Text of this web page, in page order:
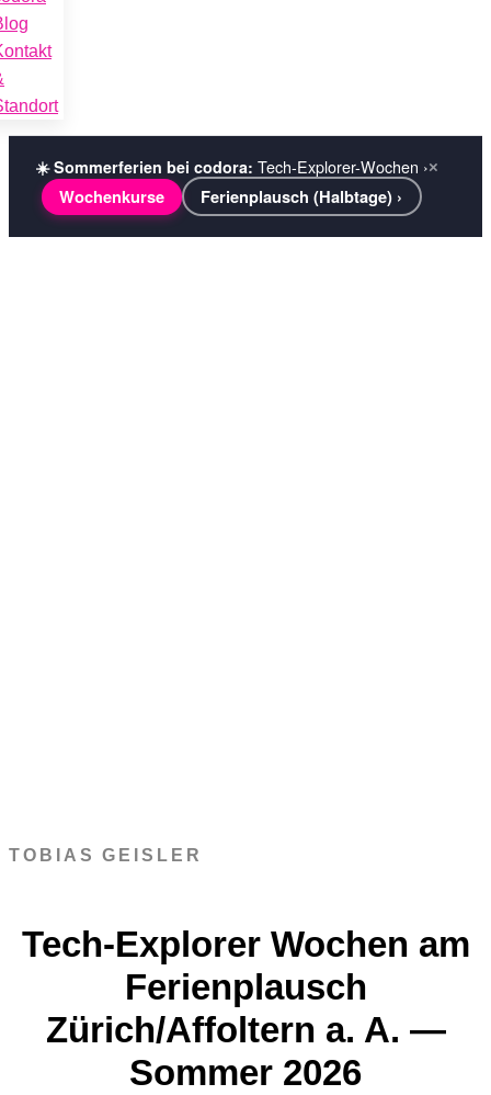
☀️ Sommerferien bei codora: Tech-Explorer-Wochen ›
Wochenkurse Ferienplausch (Halbtage) ›
×
TOBIAS GEISLER
Tech-Explorer Wochen am
Ferienplausch
Zürich/Affoltern a. A. —
Sommer 2026